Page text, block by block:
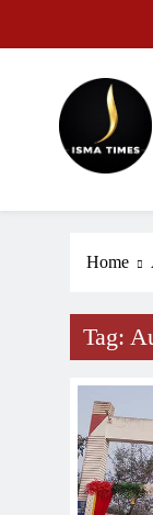
ISMA
Home
Tag: